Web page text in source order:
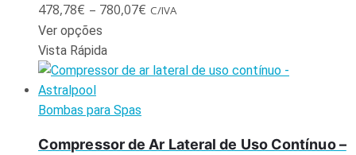
478,78€ – 780,07€ C/IVA
Ver opções
Vista Rápida
Bombas para Spas
Compressor de Ar Lateral de Uso Contínuo –